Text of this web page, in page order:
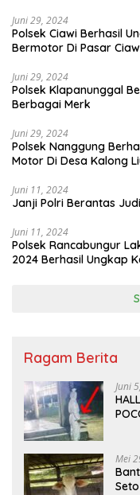
Juni 29, 2024
Polsek Ciawi Berhasil
Bermotor Di Pasar
Juni 29, 2024
Polsek Klapanunggal
Berbagai Merk
Juni 29, 2024
Polsek Nanggung
Motor Di Desa Kalong
Juni 11, 2024
Janji Polri Berantas
Juni 11, 2024
Polsek Rancabungur
2024 Berhasil Ungkap
Ragam Berita
Juni
Mei